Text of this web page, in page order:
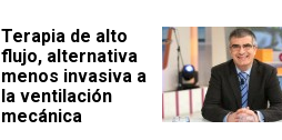
Terapia de alto
flujo, alternativa
menos invasiva a
la ventilación
mecánica